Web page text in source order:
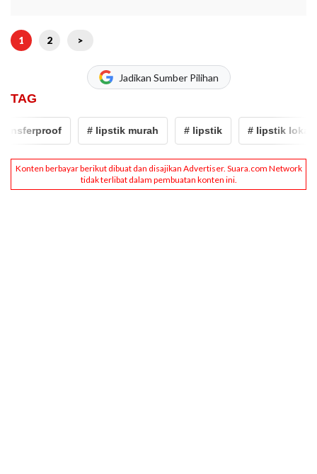
1 2 >
Jadikan Sumber Pilihan
TAG
# lipstik murah # lipstik # lipstik lokal